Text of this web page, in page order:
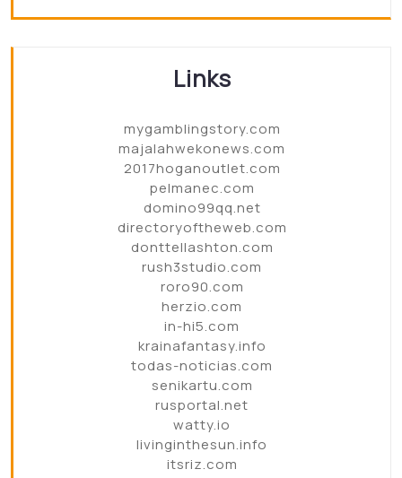
Links
mygamblingstory.com
majalahwekonews.com
2017hoganoutlet.com
pelmanec.com
domino99qq.net
directoryoftheweb.com
donttellashton.com
rush3studio.com
roro90.com
herzio.com
in-hi5.com
krainafantasy.info
todas-noticias.com
senikartu.com
rusportal.net
watty.io
livinginthesun.info
itsriz.com